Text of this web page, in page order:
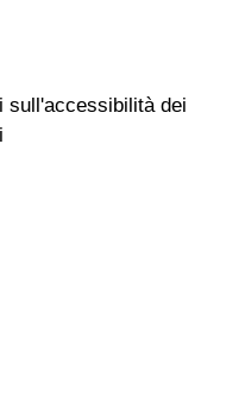
sull'accessibilità dei